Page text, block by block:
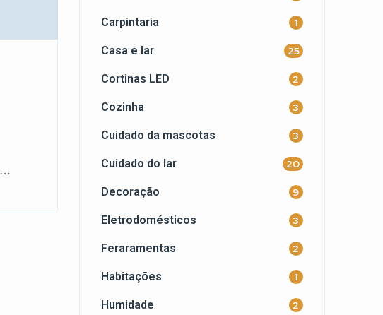
Carpintaria 1
Casa e lar 25
Cortinas LED 2
Cozinha 3
Cuidado da mascotas 3
Cuidado do lar 20
Decoração 9
Eletrodomésticos 3
Feraramentas 2
Habitações 1
Humidade 2